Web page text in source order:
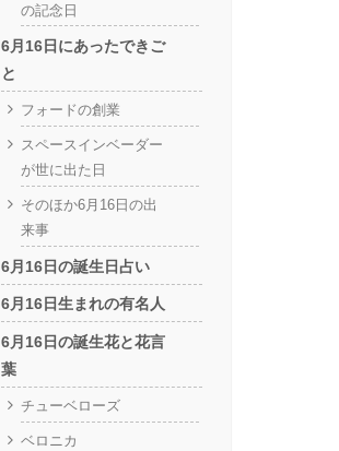
の記念日
6月16日にあったできご
と
フォードの創業
スペースインベーダー
が世に出た日
そのほか6月16日の出
来事
6月16日の誕生日占い
6月16日生まれの有名人
6月16日の誕生花と花言
葉
チューベローズ
ベロニカ